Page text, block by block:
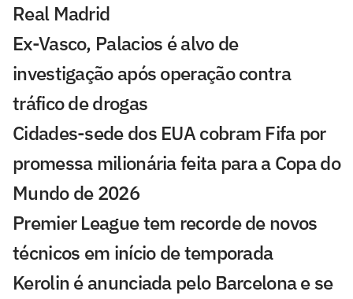
Real Madrid
Ex-Vasco, Palacios é alvo de
investigação após operação contra
tráfico de drogas
Cidades-sede dos EUA cobram Fifa por
promessa milionária feita para a Copa do
Mundo de 2026
Premier League tem recorde de novos
técnicos em início de temporada
Kerolin é anunciada pelo Barcelona e se